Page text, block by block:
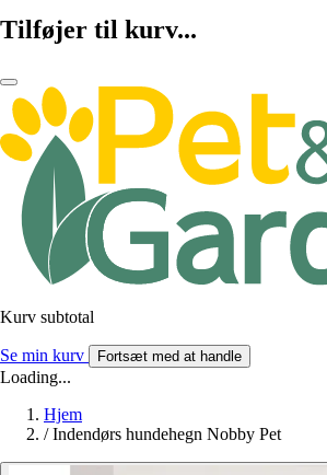
Tilføjer til kurv...
Kurv subtotal
Se min kurv Fortsæt med at handle
Loading...
Hjem
/ Indendørs hundehegn Nobby Pet